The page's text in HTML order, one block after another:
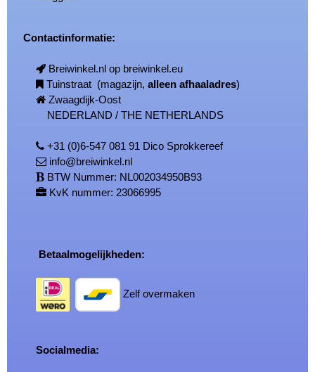
Contactinformatie:
Breiwinkel.nl op breiwinkel.eu
Tuinstraat (magazijn,alleen afhaaladres)
Zwaagdijk-Oost
NEDERLAND / THE NETHERLANDS
+31 (0)6-547 081 91 Dico Sprokkereef
info@breiwinkel.nl
BTW Nummer: NL002034950B93
KvK nummer: 23066995
Betaalmogelijkheden:
Zelf overmaken
Socialmedia: